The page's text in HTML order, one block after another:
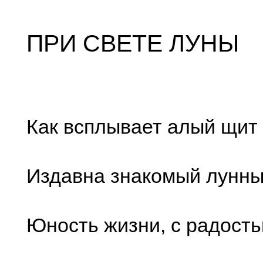
ПРИ СВЕТЕ ЛУНЫ
Как всплывает алый
Издавна знакомый
Юность жизни, с